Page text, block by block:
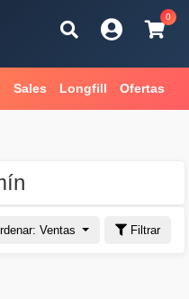
0
Sales Longfill Ofertas
Ventas Filtrar